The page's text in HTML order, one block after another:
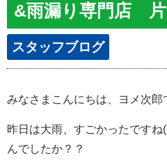
&雨漏り専門店
スタッフブログ
みなさまこんにちは、ヨメ次郎
昨日は大雨、すごかったです
んでしたか？？